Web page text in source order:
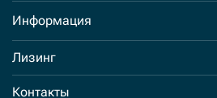
Информация
Лизинг
Контакты